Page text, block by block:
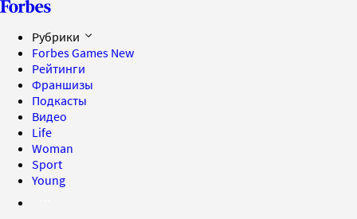
Рубрики
Forbes Games New
Рейтинги
Франшизы
Подкасты
Видео
Life
Woman
Sport
Young